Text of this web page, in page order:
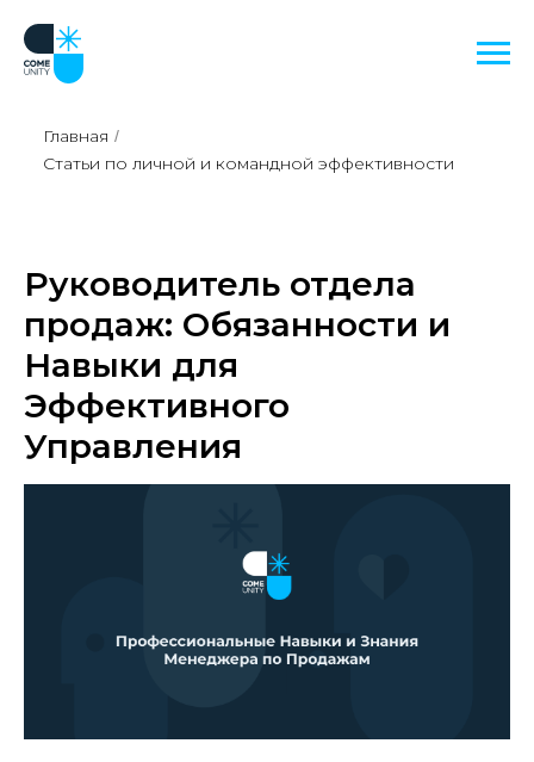
Главная /
Статьи по личной и командной эффективности
Руководитель отдела
продаж: Обязанности и
Навыки для
Эффективного
Управления